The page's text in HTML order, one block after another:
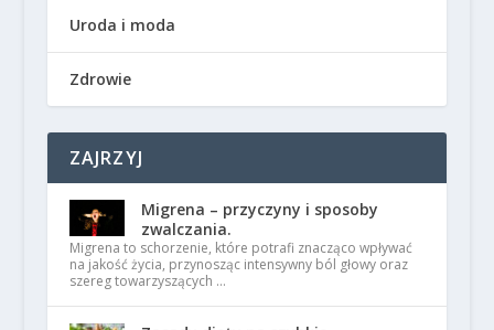
Uroda i moda
Zdrowie
ZAJRZYJ
Migrena – przyczyny i sposoby
zwalczania.
Migrena to schorzenie, które potrafi znacząco wpływać
na jakość życia, przynosząc intensywny ból głowy oraz
szereg towarzyszących …